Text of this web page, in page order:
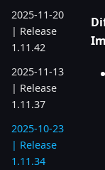
2025-11-20
| Release
1.11.42
2025-11-13
| Release
1.11.37
2025-10-23
| Release
1.11.34